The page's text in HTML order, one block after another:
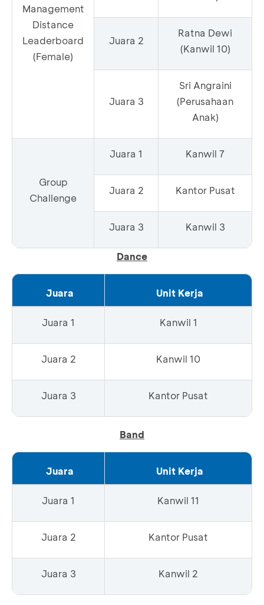
Management
Distance
Leaderboard
(Female)
Juara 2
Ratna Dewi
(Kanwil 10)
Juara 3
Sri Angraini
(Perusahaan
Anak)
Group
Challenge
Juara 1 Kanwil 7
Juara 2 Kantor Pusat
Juara 3 Kanwil 3
Dance
Juara Unit Kerja
Juara 1 Kanwil 1
Juara 2 Kanwil 10
Juara 3 Kantor Pusat
Band
Juara Unit Kerja
Juara 1 Kanwil 11
Juara 2 Kantor Pusat
Juara 3 Kanwil 2